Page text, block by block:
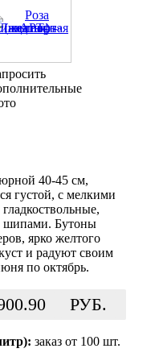
40-45 см,
густой, с мелкими
шипами. Бутоны
ярко желтого
и радуют своим
по октябрь.
РУБ.
заказ от 100 шт.